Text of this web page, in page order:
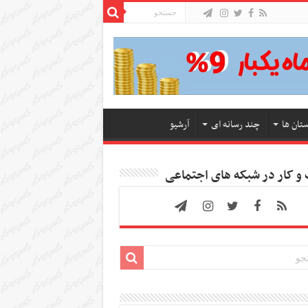
ها چند رسانه ای آرشیو
کار در شبکه های اجتماعی